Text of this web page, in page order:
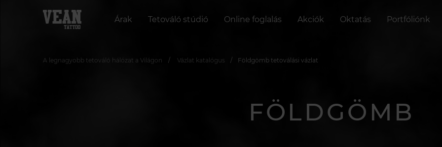
Árak Tetováló stúdió Online foglalás Akciók Oktatás Portfóliónk
A legnagyobb tetováló hálózat a Világon Vázlat katalógus Földgömb tetoválási vázlat
FÖLDGÖMB